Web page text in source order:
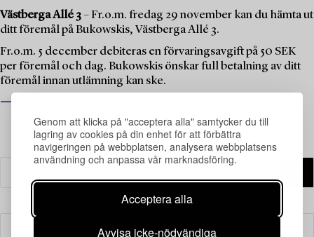
Genom att klicka på "acceptera alla" samtycker du till
lagring av cookies på din enhet för att förbättra
navigeringen på webbplatsen, analysera webbplatsens
användning och anpassa vår marknadsföring.
Acceptera alla
Avvisa icke-nödvändiga
Västberga Allé 3– Fr.o.m. fredag 29 november kan du hämta ut
ditt föremål på Bukowskis, Västberga Allé 3.
Fr.o.m. 5 december debiteras en förvaringsavgift på 50 SEK
per föremål och dag. Bukowskis önskar full betalning av ditt
föremål innan utlämning kan ske.
⟶ Se öppettider
Filter